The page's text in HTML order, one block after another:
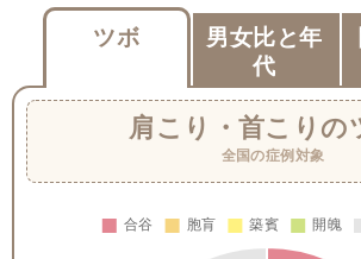
ツボ
男女比と年
代
肩こり・首こり の
全国の症例対象